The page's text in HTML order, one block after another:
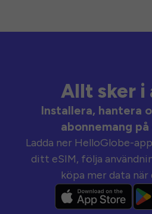
Allt sker i
Installera, hantera
abonnemang
Ladda ner HelloGlobe-
ditt eSIM, följa
köpa mer data när